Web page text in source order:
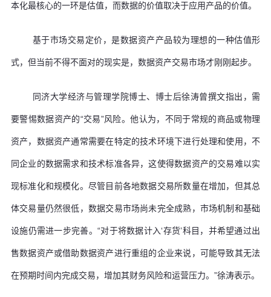
本化最核心的一环是估值，而数据的价值取决于应用产品的价值。
基于市场交易定价，是数据资产产品较为理想的一种估值形
式，但当前不得不面对的现实是，数据资产交易市场才刚刚起步。
同济大学经济与管理学院博士、博士后徐涛曾撰文指出，需
要警惕数据资产的“交易”风险。他认为，不同于常规的商品或物理
资产，数据资产通常需要在特定的技术环境下进行处理和使用，不
同企业的数据需求和技术标准各异，这使得数据资产的交易难以实
现标准化和规模化。尽管目前各地数据交易所数量在增加，但其总
体交易量仍然很低，数据交易市场尚未完全成熟，市场机制和基础
设施仍需进一步完善。“对于将数据计入‘存货’科目，并希望通过出
售数据资产或借助数据资产进行重组的企业来说，可能导致其无法
在预期时间内完成交易，增加其财务风险和运营压力。”徐涛表示。